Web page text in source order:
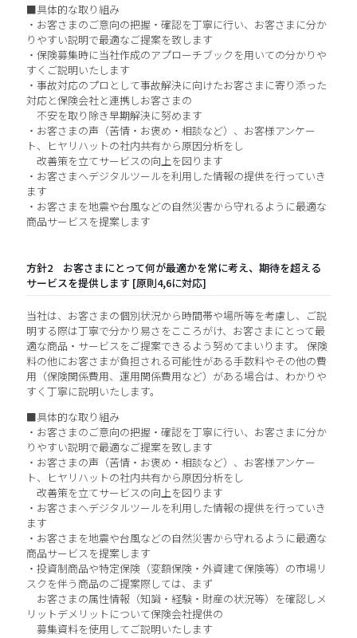
■具体的な取り組み
・お客さまのご意向の把握・確認を丁寧に行い、お客さまに分か
りやすい説明で最適なご提案を致します
・保険募集時に当社作成のアプローチブックを用いての分かりや
すくご説明いたします
・事故対応のプロとして事故解決に向けたお客さまに寄り添った
対応と保険会社と連携しお客さまの
不安を取り除き早期解決に努めます
・お客さまの声（苦情・お褒め・相談など）、お客様アンケー
ト、ヒヤリハットの社内共有から原因分析をし
改善策を立てサービスの向上を図ります
・お客さまへデジタルツールを利用した情報の提供を行っていき
ます
・お客さまを地震や台風などの自然災害から守れるように最適な
商品サービスを提案します
方針2 お客さまにとって何が最適かを常に考え、期待を超える
サービスを提供します [原則4,6に対応]
当社は、お客さまの個別状況から時間帯や場所等を考慮し、ご説
明する際は丁寧で分かり易さをこころがけ、お客さまにとって最
適な商品・サービスをご提案できるよう努めてまいります。 保険
料の他にお客さまが負担される可能性がある手数料やその他の費
用（保険関係費用、運用関係費用など）がある場合は、わかりや
すく丁寧に説明いたします。
■具体的な取り組み
・お客さまのご意向の把握・確認を丁寧に行い、お客さまに分か
りやすい説明で最適なご提案を致します
・お客さまの声（苦情・お褒め・相談など）、お客様アンケー
ト、ヒヤリハットの社内共有から原因分析をし
改善策を立てサービスの向上を図ります
・お客さまへデジタルツールを利用した情報の提供を行っていき
ます
・お客さまを地震や台風などの自然災害から守れるように最適な
商品サービスを提案します
・投資制商品や特定保険（変額保険・外資建て保険等）の市場リ
スクを伴う商品のご提案際しては、まず
お客さまの属性情報（知識・経験・財産の状況等）を確認しメ
リットデメリットについて保険会社提供の
募集資料を使用してご説明いたします